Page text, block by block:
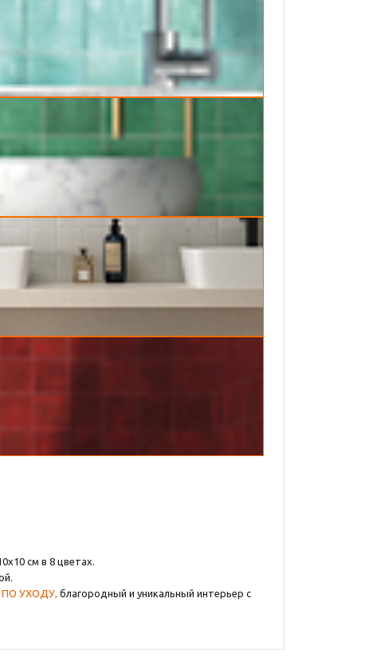
см в 8 цветах.
УХОДУ, благородный и уникальный интерьер с